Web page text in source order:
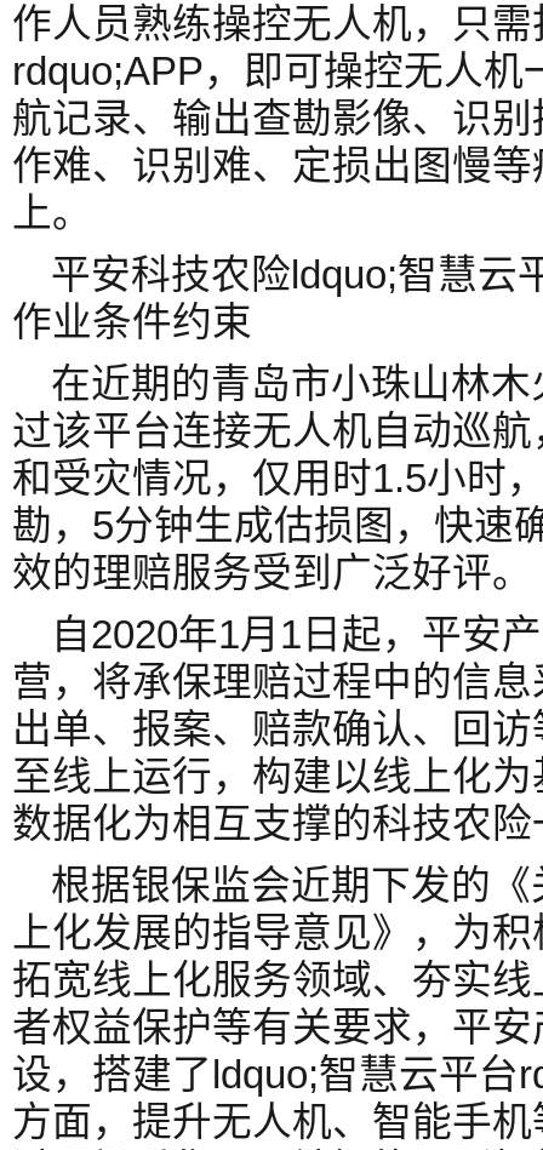
作人员熟练操控无人机，只
rdquo;APP，即可操控无人
航记录、输出查勘影像、识
作难、识别难、定损出图慢
上。
平安科技农险ldquo;智慧云
作业条件约束
在近期的青岛市小珠山林
过该平台连接无人机自动巡
和受灾情况，仅用时1.5小时
勘，5分钟生成估损图，快速
效的理赔服务受到广泛好评。
自2020年1月1日起，平安
营，将承保理赔过程中的信
出单、报案、赔款确认、回
至线上运行，构建以线上化
数据化为相互支撑的科技农
根据银保监会近期下发的
上化发展的指导意见》，为
拓宽线上化服务领域、夯实
者权益保护等有关要求，平
设，搭建了ldquo;智慧云平台
方面，提升无人机、智能手